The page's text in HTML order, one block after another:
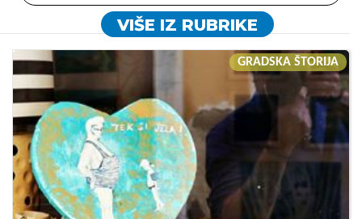
VIŠE IZ RUBRIKE
GRADSKA ŠTORIJA